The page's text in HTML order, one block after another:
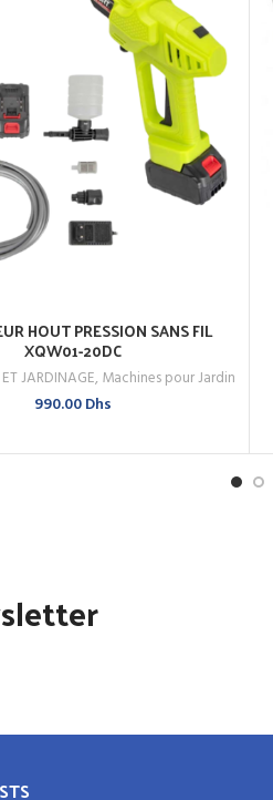
AJOUTER AU PANIER
HOUT PRESSION SANS FIL
XQW01-20DC
JARDINAGE, Machines pour Jardin
990.00Dhs